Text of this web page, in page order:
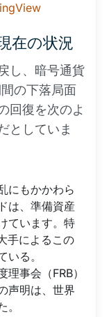
在の状況
し、暗号通貨
の下落局面
回復を次のよ
としていま
にもかかわら
は、準備資産
ています。特
手によるこの
る。
理事会（FRB）
声明は、世界